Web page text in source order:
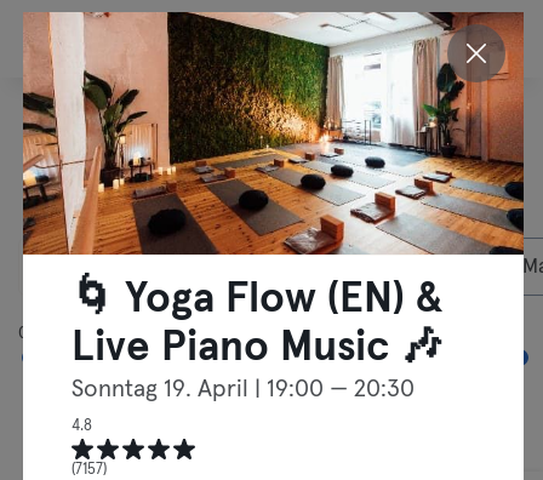
DE
Entdecke unsere
Aktivitäten inBerlin
05:00
Kurse Freies Training
🌀 Yoga Flow (EN) &
Live Piano Music 🎶
Sonntag 19. April | 19:00 — 20:30
4.8
(7157)